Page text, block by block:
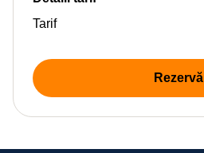
Tarif
Rezervă